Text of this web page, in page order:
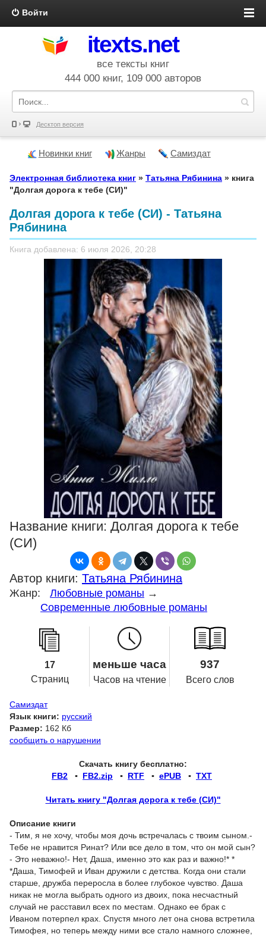
Войти
itexts.net
все тексты книг
444 000 книг, 109 000 авторов
Десктоп версия
Новинки книг Жанры Самиздат
Электронная библиотека книг » Татьяна Рябинина » книга
"Долгая дорога к тебе (СИ)"
Долгая дорога к тебе (СИ) - Татьяна
Рябинина
Книга добавлена: 6 июля 2026, 20:28
Название книги: Долгая дорога к тебе
(СИ)
Автор книги: Татьяна Рябинина
Жанр: Любовные романы →
Современные любовные романы
17
Страниц
меньше часа
Часов на чтение
937
Всего слов
Самиздат
Язык книги: русский
Размер: 162 Кб
сообщить о нарушении
Скачать книгу бесплатно:
FB2 ▪ FB2.zip ▪ RTF ▪ ePUB ▪ TXT
Читать книгу "Долгая дорога к тебе (СИ)"
Описание книги
- Тим, я не хочу, чтобы моя дочь встречалась с твоим сыном.-
Тебе не нравится Ринат? Или все дело в том, что он мой сын?
- Это неважно!- Нет, Даша, именно это как раз и важно!* *
*Даша, Тимофей и Иван дружили с детства. Когда они стали
старше, дружба переросла в более глубокое чувство. Даша
никак не могла выбрать одного из двоих, пока несчастный
случай не расставил всех по местам. Однако ее брак с
Иваном потерпел крах. Спустя много лет она снова встретила
Тимофея, но теперь между ними все стало намного сложнее,